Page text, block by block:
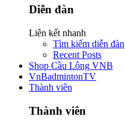
Diễn đàn
Liên kết nhanh
Tìm kiếm diễn đàn
Recent Posts
Shop Cầu Lông VNB
VnBadmintonTV
Thành viên
Thành viên